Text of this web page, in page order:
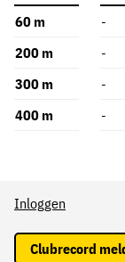
60 m
-
200 m
-
300 m
-
400 m
-
Inloggen
Clubrecord